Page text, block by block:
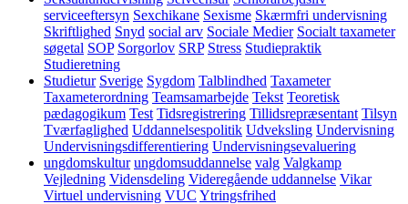
serviceeftersyn Sexchikane Sexisme Skærmfri undervisning
Skriftlighed Snyd social arv Sociale Medier Socialt taxameter
søgetal SOP Sorgorlov SRP Stress Studiepraktik
Studieretning
Studietur Sverige Sygdom Talblindhed Taxameter
Taxameterordning Teamsamarbejde Tekst Teoretisk
pædagogikum Test Tidsregistrering Tillidsrepræsentant Tilsyn
Tværfaglighed Uddannelsespolitik Udveksling Undervisning
Undervisningsdifferentiering Undervisningsevaluering
ungdomskultur ungdomsuddannelse valg Valgkamp
Vejledning Vidensdeling Videregående uddannelse Vikar
Virtuel undervisning VUC Ytringsfrihed